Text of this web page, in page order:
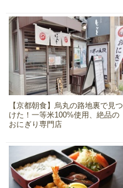
【京都朝食】烏丸の路地裏で見つ
けた！一等米100%使用、絶品の
おにぎり専門店